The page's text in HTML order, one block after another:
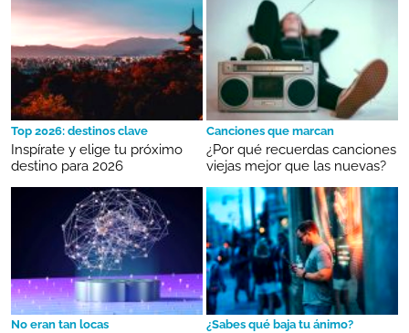
Top 2026: destinos clave
Inspírate y elige tu próximo
destino para 2026
Canciones que marcan
¿Por qué recuerdas canciones
viejas mejor que las nuevas?
No eran tan locas ¿Sabes qué baja tu ánimo?